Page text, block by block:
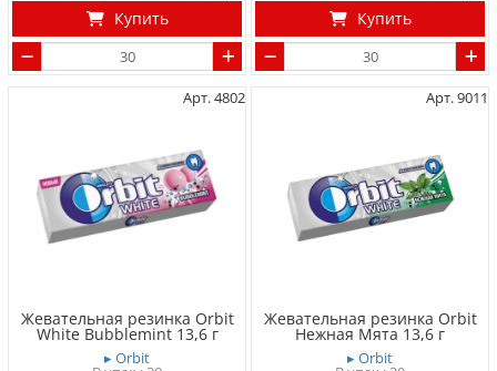
Купить Купить
Арт. 4802
Жевательная резинка Orbit
White Bubblemint 13,6 г
▸ Orbit
Арт. 9011
Жевательная резинка Orbit
Нежная Мята 13,6 г
▸ Orbit